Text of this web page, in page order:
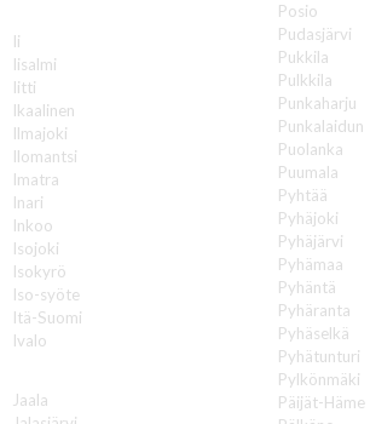
Ii
Iisalmi
Iitti
Ikaalinen
Ilmajoki
Ilomantsi
Imatra
Inari
Inkoo
Isojoki
Isokyrö
Iso-syöte
Itä-Suomi
Ivalo
Jaala
Posio
Pudasjärvi
Pukkila
Pulkkila
Punkaharju
Punkalaidun
Puolanka
Puumala
Pyhtää
Pyhäjoki
Pyhäjärvi
Pyhämaa
Pyhäntä
Pyhäranta
Pyhäselkä
Pyhätunturi
Pylkönmäki
Päijät-Häme